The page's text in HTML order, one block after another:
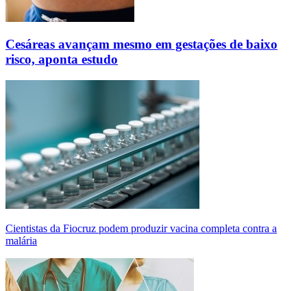
Cesáreas avançam mesmo em gestações de baixo
risco, aponta estudo
Cientistas da Fiocruz podem produzir vacina completa contra a
malária